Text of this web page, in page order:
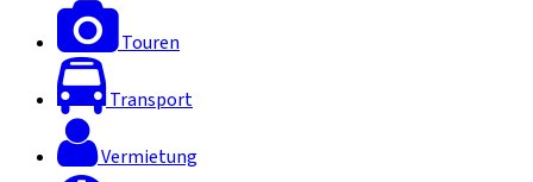
Touren
Transport
Vermietung